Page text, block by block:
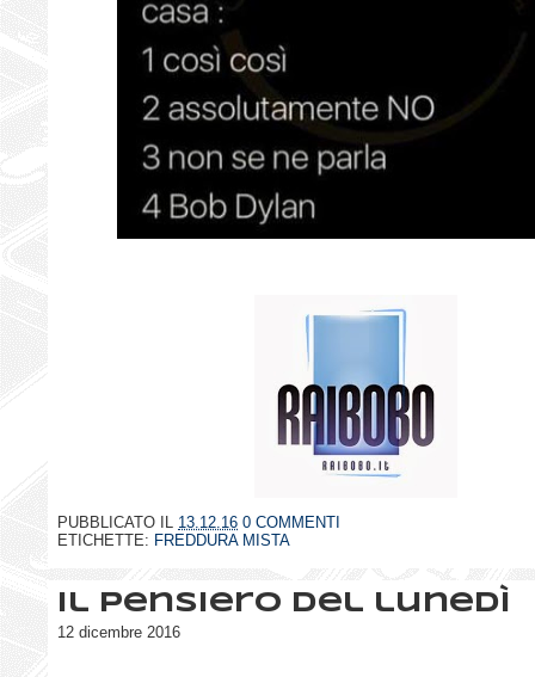
PUBBLICATO IL 13.12.16 0 COMMENTI
ETICHETTE: FREDDURA MISTA
Il pensiero del lunedì
12 dicembre 2016